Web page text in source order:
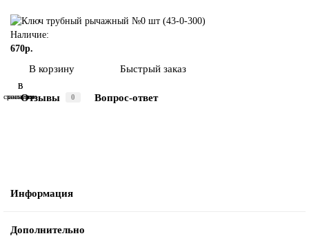
Наличие:
670р.
В корзину Быстрый заказ
В
закладки
В
сравнениеОтзывы 0 Вопрос-ответ
Информация
Дополнительно